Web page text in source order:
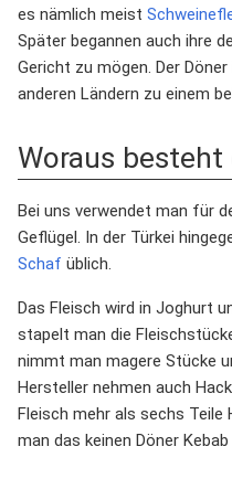
es nämlich meist
Später begannen auch ihre
Gericht zu mögen. Der Döner
anderen Ländern zu einem
Woraus besteht
Bei uns verwendet man für
Geflügel. In der Türkei
Schaf üblich.
Das Fleisch wird in Joghurt
stapelt man die
nimmt man magere Stücke
Hersteller nehmen auch
Fleisch mehr als sechs
man das keinen Döner Kebab